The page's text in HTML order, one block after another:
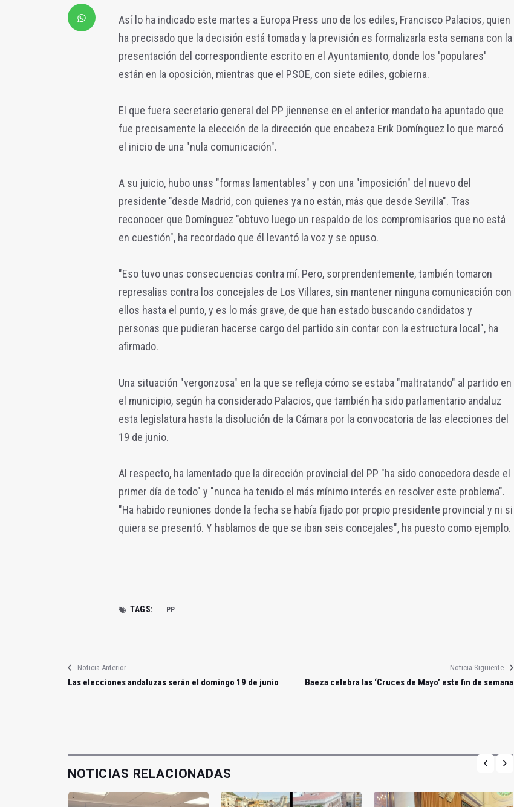
Así lo ha indicado este martes a Europa Press uno de los ediles, Francisco Palacios, quien
ha precisado que la decisión está tomada y la previsión es formalizarla esta semana con la
presentación del correspondiente escrito en el Ayuntamiento, donde los 'populares'
están en la oposición, mientras que el PSOE, con siete ediles, gobierna.
El que fuera secretario general del PP jiennense en el anterior mandato ha apuntado que
fue precisamente la elección de la dirección que encabeza Erik Domínguez lo que marcó
el inicio de una "nula comunicación".
A su juicio, hubo unas "formas lamentables" y con una "imposición" del nuevo del
presidente "desde Madrid, con quienes ya no están, más que desde Sevilla". Tras
reconocer que Domínguez "obtuvo luego un respaldo de los compromisarios que no está
en cuestión", ha recordado que él levantó la voz y se opuso.
"Eso tuvo unas consecuencias contra mí. Pero, sorprendentemente, también tomaron
represalias contra los concejales de Los Villares, sin mantener ninguna comunicación con
ellos hasta el punto, y es lo más grave, de que han estado buscando candidatos y
personas que pudieran hacerse cargo del partido sin contar con la estructura local", ha
afirmado.
Una situación "vergonzosa" en la que se refleja cómo se estaba "maltratando" al partido en
el municipio, según ha considerado Palacios, que también ha sido parlamentario andaluz
esta legislatura hasta la disolución de la Cámara por la convocatoria de las elecciones del
19 de junio.
Al respecto, ha lamentado que la dirección provincial del PP "ha sido conocedora desde el
primer día de todo" y "nunca ha tenido el más mínimo interés en resolver este problema".
"Ha habido reuniones donde la fecha se había fijado por propio presidente provincial y ni si
quiera se presentó. Y hablamos de que se iban seis concejales", ha puesto como ejemplo.
TAGS: PP
Noticia Anterior
Las elecciones andaluzas serán el domingo 19 de junio
Noticia Siguiente
Baeza celebra las ‘Cruces de Mayo’ este fin de semana
NOTICIAS RELACIONADAS